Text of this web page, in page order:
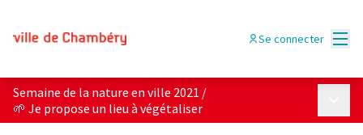
Se connecter
Semaine de la nature en ville 2021 /
🌱 Je propose un lieu à végétaliser